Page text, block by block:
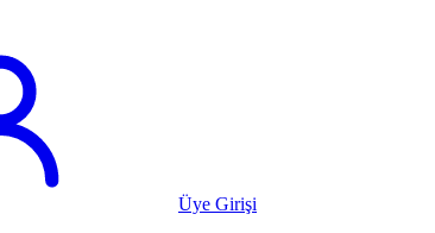
Üye Girişi